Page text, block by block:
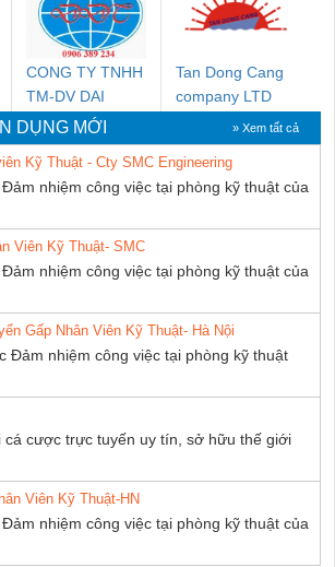
GIA HƯNG
PHÁT
CONG TY TNHH
TM-DV DAI
DONG THANH
Tan Dong Cang
company LTD
DỤNG MỚI » Xem tất cả
Kỹ Thuật - Cty SMC Engineering
nhiệm công việc tại phòng kỹ thuật của
Viên Kỹ Thuật- SMC
nhiệm công việc tại phòng kỹ thuật của
Gấp Nhân Viên Kỹ Thuật- Hà Nội
Đảm nhiệm công việc tại phòng kỹ thuật
cá cược trực tuyến uy tín, sở hữu thế giới
Viên Kỹ Thuật-HN
nhiệm công việc tại phòng kỹ thuật của